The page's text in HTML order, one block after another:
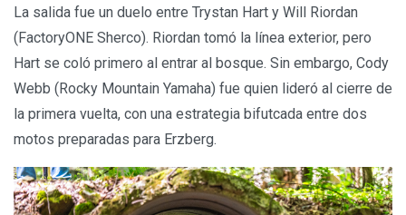
La salida fue un duelo entre Trystan Hart y Will Riordan
(FactoryONE Sherco). Riordan tomó la línea exterior, pero
Hart se coló primero al entrar al bosque. Sin embargo, Cody
Webb (Rocky Mountain Yamaha) fue quien lideró al cierre de
la primera vuelta, con una estrategia bifutcada entre dos
motos preparadas para Erzberg.